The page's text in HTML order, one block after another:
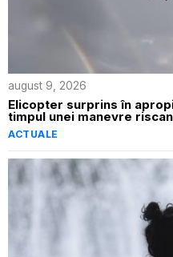
august 9, 2026
Elicopter surprins în
timpul unei manevre
ACTUALE